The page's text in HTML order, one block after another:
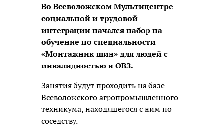
Во Всеволожском Мультицентре
социальной и трудовой
интеграции начался набор на
обучение по специальности
«Монтажник шин» для людей с
инвалидностью и ОВЗ.
Занятия будут проходить на базе
Всеволожского агропромышленного
техникума, находящегося с ним по
соседству.